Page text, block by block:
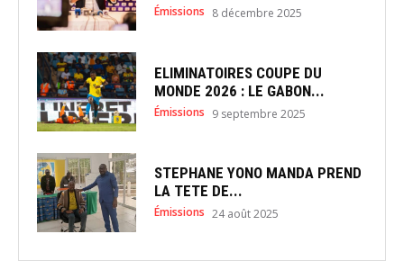
Émissions 8 décembre 2025
ELIMINATOIRES COUPE DU
MONDE 2026 : LE GABON...
Émissions 9 septembre 2025
STEPHANE YONO MANDA PREND
LA TETE DE...
Émissions 24 août 2025